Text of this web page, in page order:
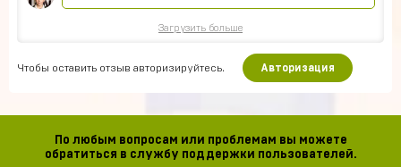
Загрузить больше
Чтобы оставить отзыв авторизируйтесь. Авторизация
По любым вопросам или проблемам вы можете
обратиться в службу поддержки пользователей.